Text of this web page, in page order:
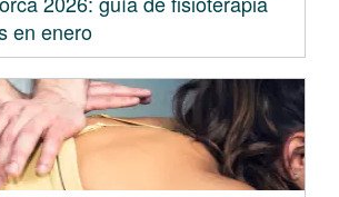
en enero